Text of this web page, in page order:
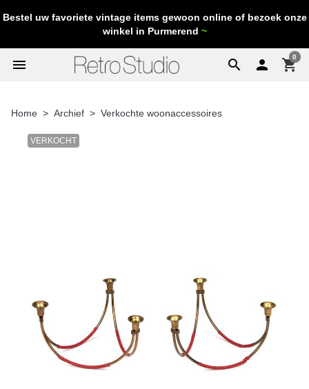
Bestel uw favoriete vintage items gewoon online of bezoek onze
winkel in Purmerend ~
search
menu  shopping_cart
0
Home Archief Verkochte woonaccessoires
VERKOCHT